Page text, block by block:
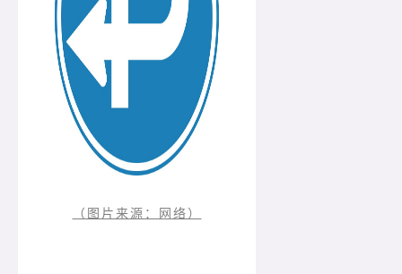
（图片来源：网络）